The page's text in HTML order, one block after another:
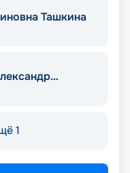
Ташкина
1